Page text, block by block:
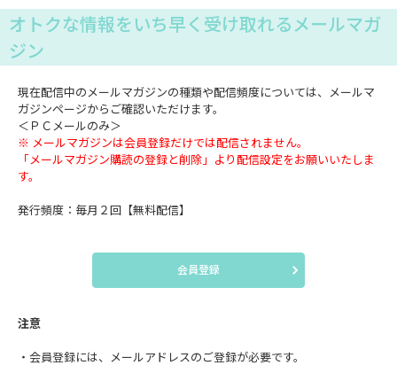
オトクな情報をいち早く受け取れるメールマガ
ジン
現在配信中のメールマガジンの種類や配信頻度については、メールマ
ガジンページからご確認いただけます。
＜ＰＣメールのみ＞
※ メールマガジンは会員登録だけでは配信されません。
「メールマガジン購読の登録と削除」より配信設定をお願いいたしま
す。
発行頻度：毎月２回【無料配信】
会員登録
注意
・会員登録には、メールアドレスのご登録が必要です。